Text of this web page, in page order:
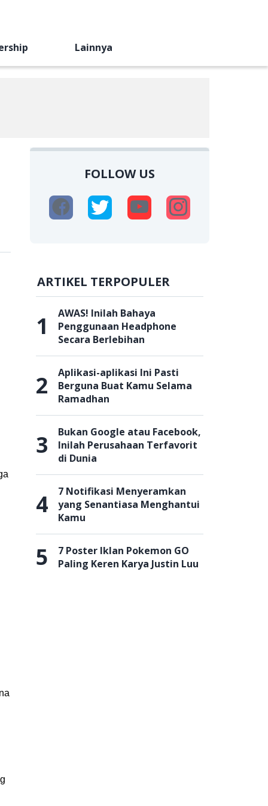
Lainnya
FOLLOW US
ARTIKEL TERPOPULER
1
AWAS! Inilah Bahaya
Penggunaan Headphone
Secara Berlebihan
2
Aplikasi-aplikasi Ini Pasti
Berguna Buat Kamu Selama
Ramadhan
3
Bukan Google atau Facebook,
Inilah Perusahaan Terfavorit
di Dunia
4
7 Notifikasi Menyeramkan
yang Senantiasa Menghantui
Kamu
5
7 Poster Iklan Pokemon GO
Paling Keren Karya Justin Luu